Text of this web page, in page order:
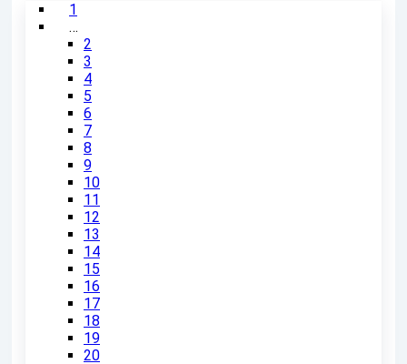
1
…
2
3
4
5
6
7
8
9
10
11
12
13
14
15
16
17
18
19
20